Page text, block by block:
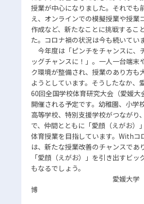
授業が中心になりました。それでも
え、オンラインでの模擬授業や授業
作成など、新たなことに挑戦するこ
た。コロナ禍の状況は今も続いていま
今年度は「ピンチをチャンスに、
ッグチャンスに！」。一人一台端末
ク環境が整備され、授業のあり方も
ようとしています。そうしたなか、
60回全国学校体育研究大会（愛媛大
開催される予定です。幼稚園、小学
高等学校、特別支援学校がつながり
で、仲間とともに「愛顔（えがお）
体育授業を目指しています。Withコ
は、新たな授業改善のチャンスであ
「愛顔（えがお）」を引き出すビッ
もなるでしょう。
愛媛大学 日
博